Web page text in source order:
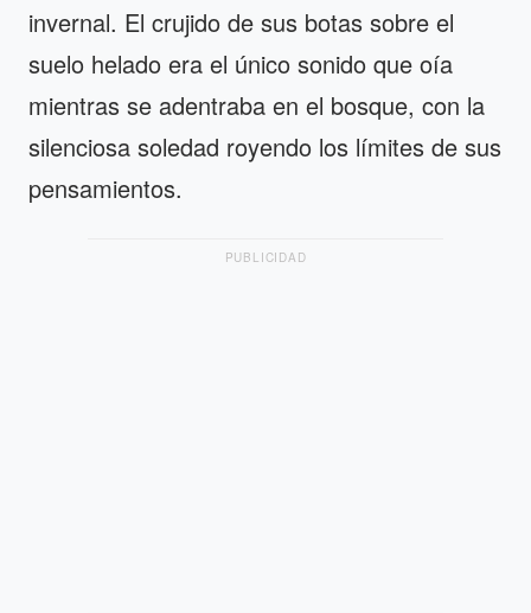
invernal. El crujido de sus botas sobre el
suelo helado era el único sonido que oía
mientras se adentraba en el bosque, con la
silenciosa soledad royendo los límites de sus
pensamientos.
PUBLICIDAD